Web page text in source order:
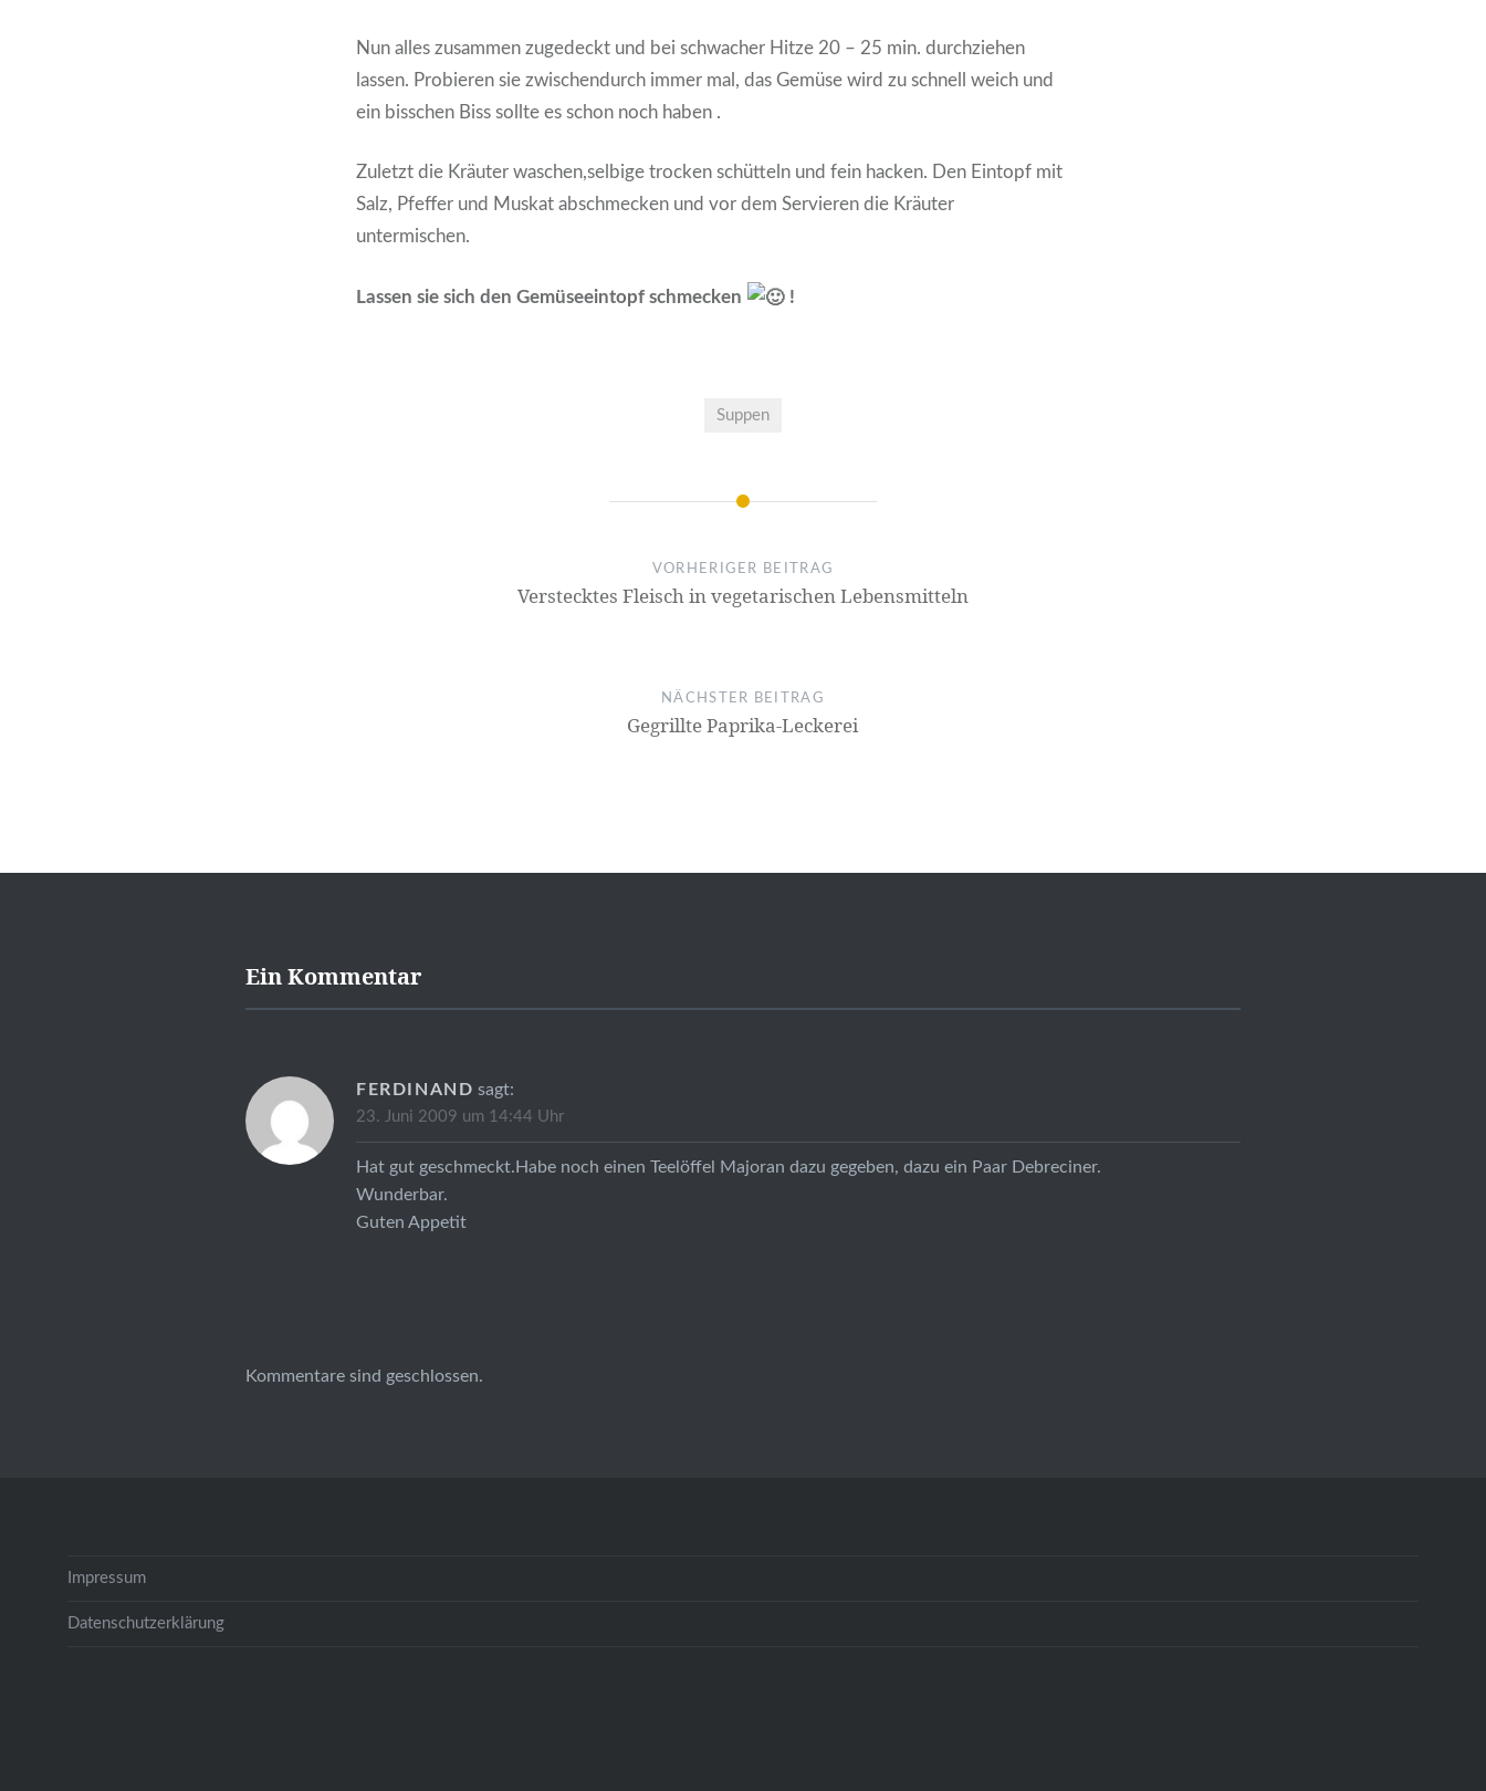
Nun alles zusammen zugedeckt und bei schwacher Hitze 20 – 25 min. durchziehen
lassen. Probieren sie zwischendurch immer mal, das Gemüse wird zu schnell weich und
ein bisschen Biss sollte es schon noch haben .
Zuletzt die Kräuter waschen,selbige trocken schütteln und fein hacken. Den Eintopf mit
Salz, Pfeffer und Muskat abschmecken und vor dem Servieren die Kräuter
untermischen.
Lassen sie sich den Gemüseeintopf schmecken !
Suppen
VORHERIGER BEITRAG
Verstecktes Fleisch in vegetarischen Lebensmitteln
NÄCHSTER BEITRAG
Gegrillte Paprika-Leckerei
Ein Kommentar
FERDINAND sagt:
23. Juni 2009 um 14:44 Uhr
Hat gut geschmeckt.Habe noch einen Teelöffel Majoran dazu gegeben, dazu ein Paar Debreciner.
Wunderbar.
Guten Appetit
Kommentare sind geschlossen.
Impressum
Datenschutzerklärung